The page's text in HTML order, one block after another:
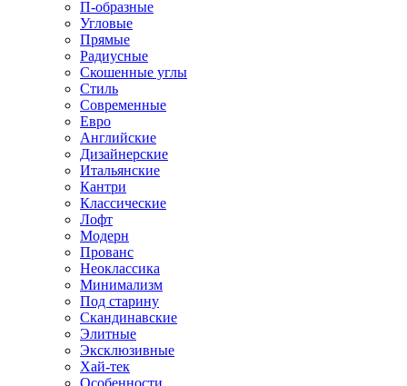
П-образные
Угловые
Прямые
Радиусные
Скошенные углы
Стиль
Современные
Евро
Английские
Дизайнерские
Итальянские
Кантри
Классические
Лофт
Модерн
Прованс
Неоклассика
Минимализм
Под старину
Скандинавские
Элитные
Эксклюзивные
Хай-тек
Особенности